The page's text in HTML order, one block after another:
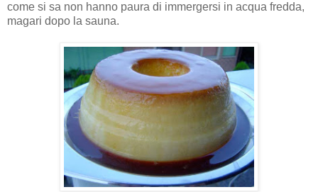
come si sa non hanno paura di immergersi in acqua fredda,
magari dopo la sauna.